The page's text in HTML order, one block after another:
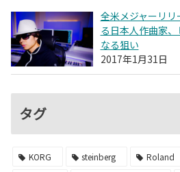
全米メジャーリ
る日本人作曲家
なる狙い
2017年1月31日
タグ
KORG steinberg Roland